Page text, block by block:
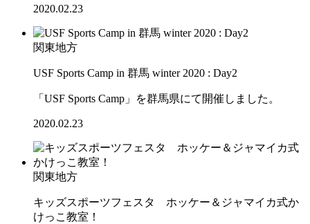
2020.02.23
関東地方
USF Sports Camp in 群馬 winter 2020 : Day2
「USF Sports Camp」を群馬県にて開催しました。
2020.02.23
関東地方
キッズスポーツフェスタ ホッケー＆ジャマイカ式か
けっこ教室！